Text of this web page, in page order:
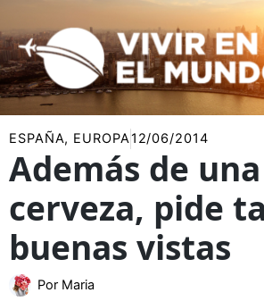
al
contenido
ESPAÑA, EUROPA12/06/2014
Además de una
cerveza, pide
buenas vistas
Por Maria